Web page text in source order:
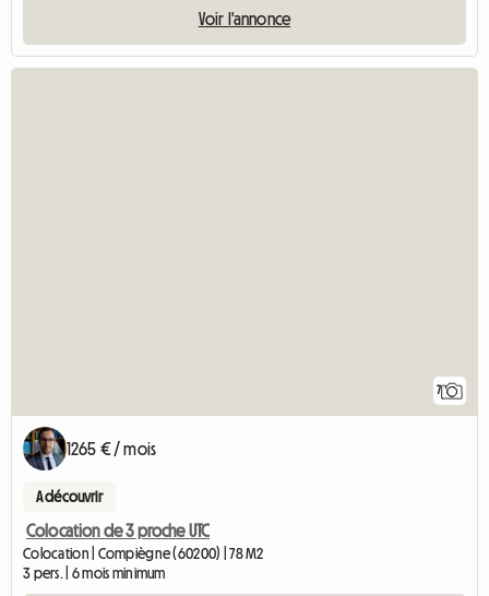
Voir l'annonce
7
1265 € / mois
A découvrir
Colocation de 3 proche UTC
Colocation | Compiègne (60200) | 78 M2
3 pers. | 6 mois minimum